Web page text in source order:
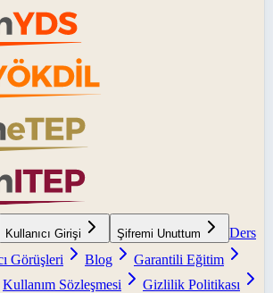
Kullanıcı Girişi Şifremi Unuttum
Ders
Görüşleri Blog
Garantili Eğitim
Kullanım Sözleşmesi
Gizlilik Politikası